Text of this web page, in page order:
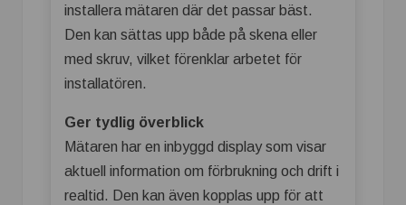
installera mätaren där det passar bäst.
Den kan sättas upp både på skena eller
med skruv, vilket förenklar arbetet för
installatören.
Ger tydlig överblick
Mätaren har en inbyggd display som visar
aktuell information om förbrukning och drift i
realtid. Den kan även kopplas upp för att